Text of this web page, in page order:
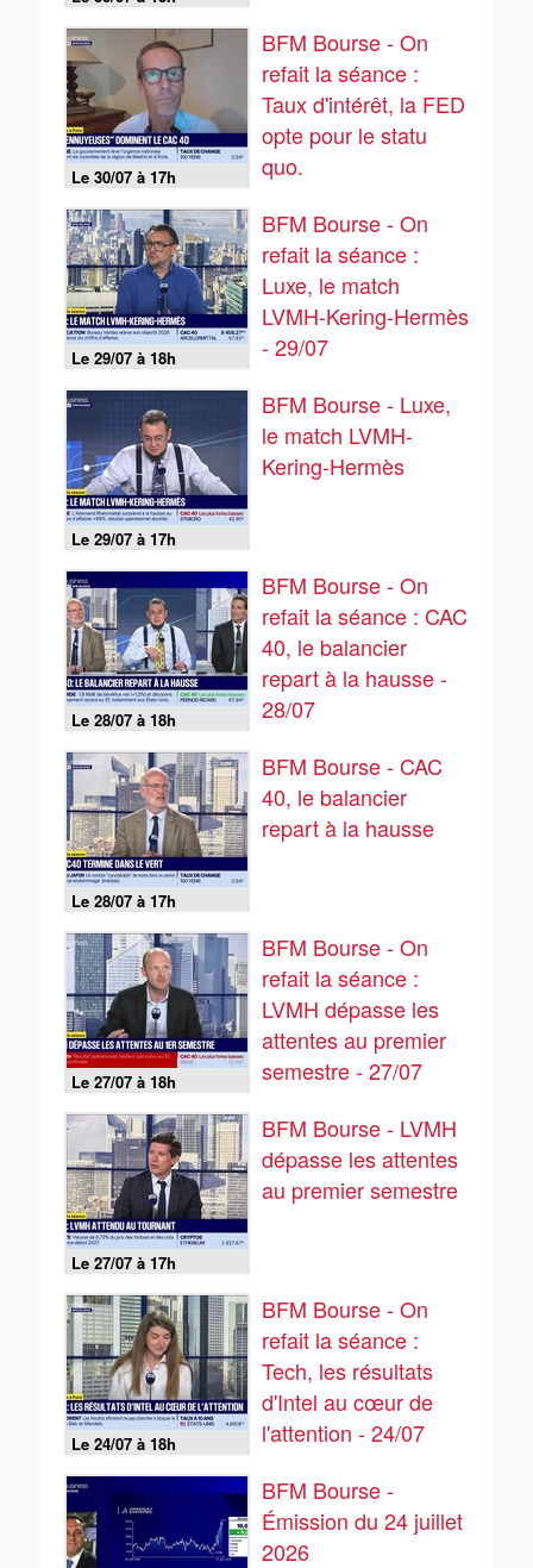
Le 30/07 à 17h
BFM Bourse - On
refait la séance :
Taux d'intérêt, la FED
opte pour le statu
quo.
Le 29/07 à 18h
BFM Bourse - On
refait la séance :
Luxe, le match
LVMH-Kering-Hermès
- 29/07
Le 29/07 à 17h
BFM Bourse - Luxe,
le match LVMH-
Kering-Hermès
Le 28/07 à 18h
BFM Bourse - On
refait la séance : CAC
40, le balancier
repart à la hausse -
28/07
Le 28/07 à 17h
BFM Bourse - CAC
40, le balancier
repart à la hausse
Le 27/07 à 18h
BFM Bourse - On
refait la séance :
LVMH dépasse les
attentes au premier
semestre - 27/07
Le 27/07 à 17h
BFM Bourse - LVMH
dépasse les attentes
au premier semestre
Le 24/07 à 18h
BFM Bourse - On
refait la séance :
Tech, les résultats
d'Intel au cœur de
l'attention - 24/07
BFM Bourse -
Émission du 24 juillet
2026